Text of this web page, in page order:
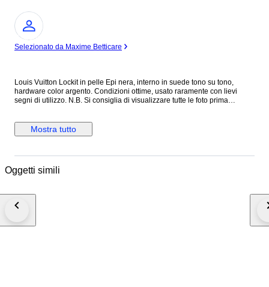
Esperto
Selezionato da Maxime Betticare
Louis Vuitton Lockit in pelle Epi nera, interno in suede tono su tono,
hardware color argento. Condizioni ottime, usato raramente con lievi
segni di utilizzo. N.B. Si consiglia di visualizzare tutte le foto prima
Mostra tutto
Oggetti simili